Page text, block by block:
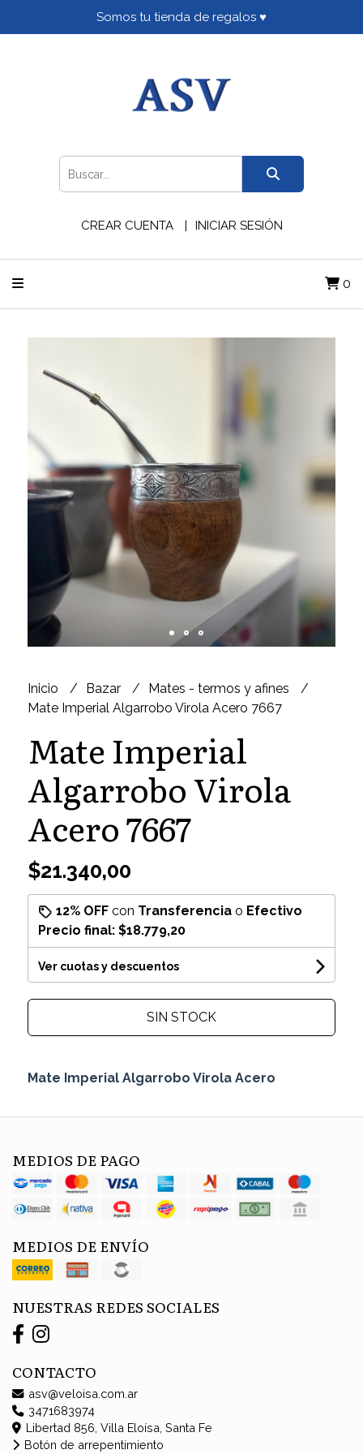
Somos tu tienda de regalos ♥
CREAR CUENTA INICIAR SESIÓN
0
Inicio Bazar
Mates - termos y afines
Mate Imperial Algarrobo Virola Acero 7667
Mate Imperial
Algarrobo Virola
Acero 7667
$21.340,00
12% OFFcon Transferenciao Efectivo
Precio final: $18.779,20
Ver cuotas y descuentos
SIN STOCK
Mate Imperial Algarrobo Virola Acero
MEDIOS DE PAGO
MEDIOS DE ENVÍO
NUESTRAS REDES SOCIALES
CONTACTO
asv@veloisa.com.ar
3471683974
Libertad 856, Villa Eloísa, Santa Fe
Botón de arrepentimiento